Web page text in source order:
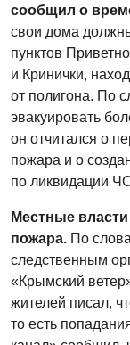
сообщил о
свои дома
пунктов
и Кринички,
от полигона. По
эвакуировать
он отчитался о
пожара и о
по ликвидации
Местные
пожара. По
следственным
«Крымский
жителей писал,
то есть